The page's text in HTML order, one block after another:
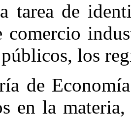
tarea de
comercio
los
de
en la